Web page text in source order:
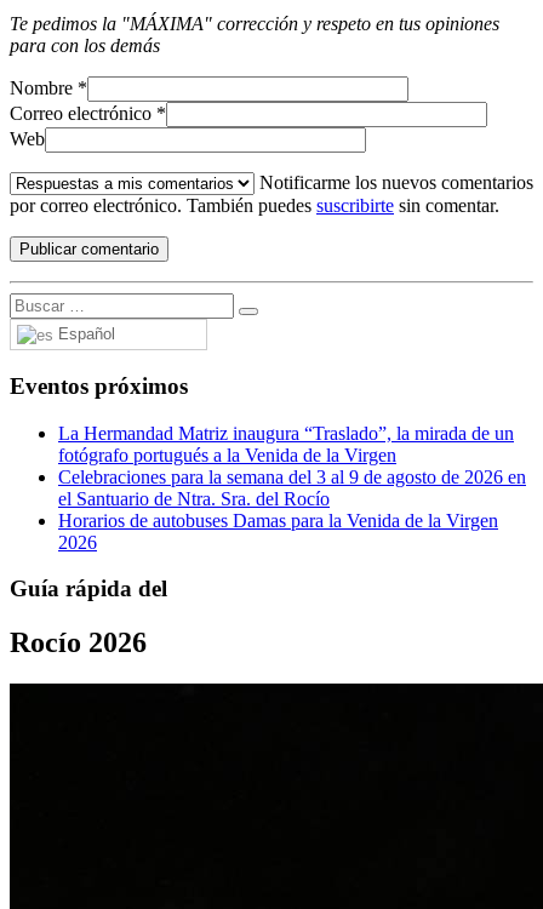
Te pedimos la "MÁXIMA" corrección y respeto en tus opiniones
para con los demás
Nombre *
Correo electrónico *
Web
Notificarme los nuevos comentarios
por correo electrónico. También puedes suscribirte sin comentar.
Español
Eventos próximos
La Hermandad Matriz inaugura “Traslado”, la mirada de un
fotógrafo portugués a la Venida de la Virgen
Celebraciones para la semana del 3 al 9 de agosto de 2026 en
el Santuario de Ntra. Sra. del Rocío
Horarios de autobuses Damas para la Venida de la Virgen
2026
Guía rápida del
Rocío 2026